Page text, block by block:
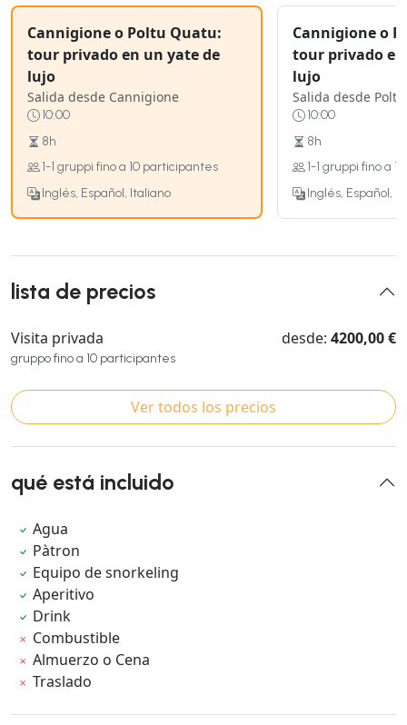
Cannigione o Poltu Quatu:
tour privado en un yate de
lujo
Salida desde Cannigione
10:00
8h
1-1 gruppi fino a 10 participantes
Inglés, Español, Italiano
Cannigione o
tour privado
lujo
Salida desde
10:00
8h
1-1 gruppi fino a
Inglés, Español,
lista de precios
Visita privada
gruppo fino a 10 participantes
desde: 4200,00 €
Ver todos los precios
qué está incluido
Agua
Pàtron
Equipo de snorkeling
Aperitivo
Drink
Combustible
Almuerzo o Cena
Traslado